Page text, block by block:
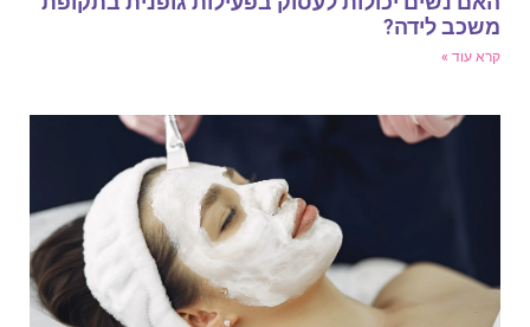
לידה?
עוד »